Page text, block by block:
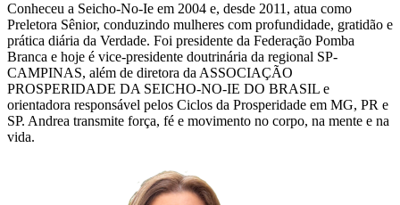
Conheceu a Seicho-No-Ie em 2004 e, desde 2011, atua como
Preletora Sênior, conduzindo mulheres com profundidade, gratidão e
prática diária da Verdade. Foi presidente da Federação Pomba
Branca e hoje é vice-presidente doutrinária da regional SP-
CAMPINAS, além de diretora da ASSOCIAÇÃO
PROSPERIDADE DA SEICHO-NO-IE DO BRASIL e
orientadora responsável pelos Ciclos da Prosperidade em MG, PR e
SP. Andrea transmite força, fé e movimento no corpo, na mente e na
vida.